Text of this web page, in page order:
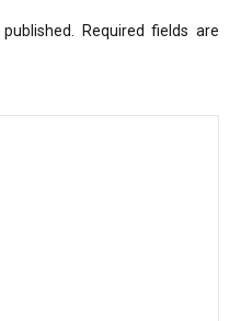
Required fields are